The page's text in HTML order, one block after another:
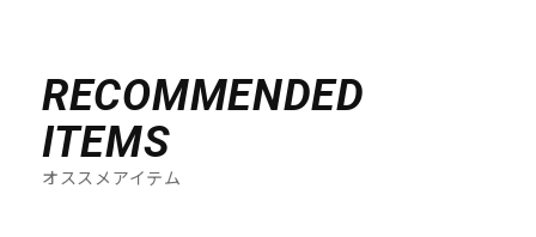
RECOMMENDED
ITEMS
オススメアイテム